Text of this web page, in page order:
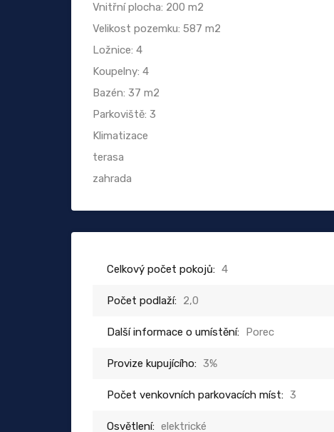
Vnitřní plocha: 200 m2
Velikost pozemku: 587 m2
Ložnice: 4
Koupelny: 4
Bazén: 37 m2
Parkoviště: 3
Klimatizace
terasa
zahrada
Celkový počet pokojů: 4
Počet podlaží: 2,0
Další informace o umístění: Porec
Provize kupujícího: 3%
Počet venkovních parkovacích míst: 3
Osvětlení: elektrické